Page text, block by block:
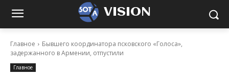
VISION
Главное
Бывшего координатора псковского «Голоса»,
задержанного в Армении, отпустили
Главное